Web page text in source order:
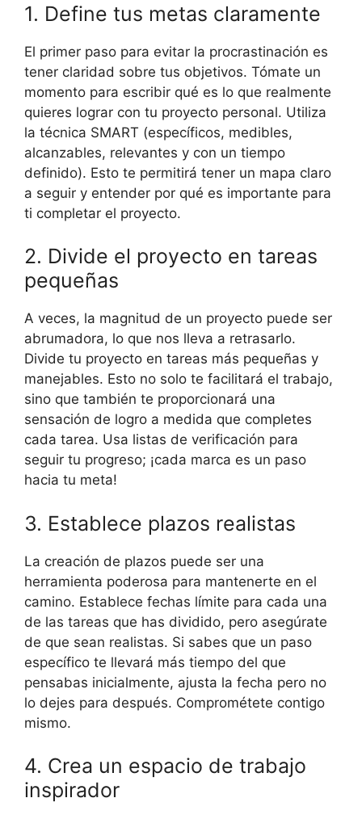
1. Define tus metas claramente
El primer paso para evitar la procrastinación es
tener claridad sobre tus objetivos. Tómate un
momento para escribir qué es lo que realmente
quieres lograr con tu proyecto personal. Utiliza
la técnica SMART (específicos, medibles,
alcanzables, relevantes y con un tiempo
definido). Esto te permitirá tener un mapa claro
a seguir y entender por qué es importante para
ti completar el proyecto.
2. Divide el proyecto en tareas
pequeñas
A veces, la magnitud de un proyecto puede ser
abrumadora, lo que nos lleva a retrasarlo.
Divide tu proyecto en tareas más pequeñas y
manejables. Esto no solo te facilitará el trabajo,
sino que también te proporcionará una
sensación de logro a medida que completes
cada tarea. Usa listas de verificación para
seguir tu progreso; ¡cada marca es un paso
hacia tu meta!
3. Establece plazos realistas
La creación de plazos puede ser una
herramienta poderosa para mantenerte en el
camino. Establece fechas límite para cada una
de las tareas que has dividido, pero asegúrate
de que sean realistas. Si sabes que un paso
específico te llevará más tiempo del que
pensabas inicialmente, ajusta la fecha pero no
lo dejes para después. Comprométete contigo
mismo.
4. Crea un espacio de trabajo
inspirador